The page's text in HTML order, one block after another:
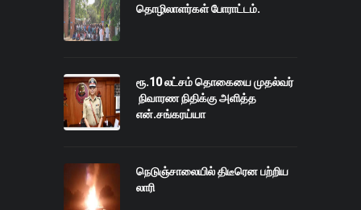
தொழிலாளர்கள் போராட்டம்.
ரூ.10 லட்சம் தொகையை முதல்வர்
நிவாரண நிதிக்கு அளித்த
என்.சங்கரய்யா
நெடுஞ்சாலையில் திடீரென பற்றிய
லாரி